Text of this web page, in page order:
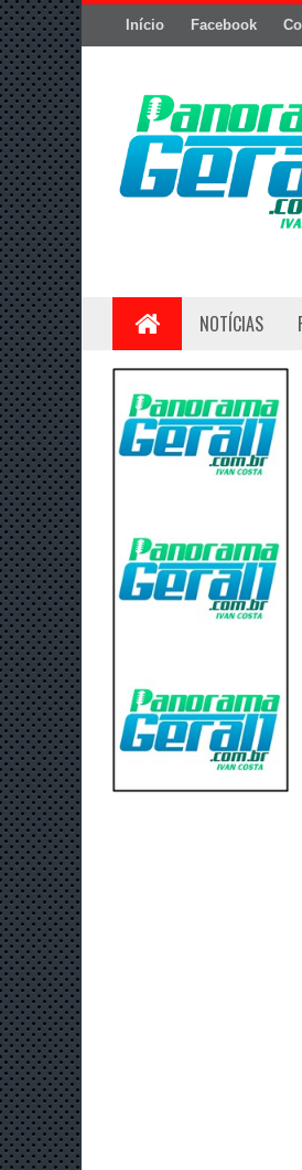
Início Facebook
NOTÍCIAS